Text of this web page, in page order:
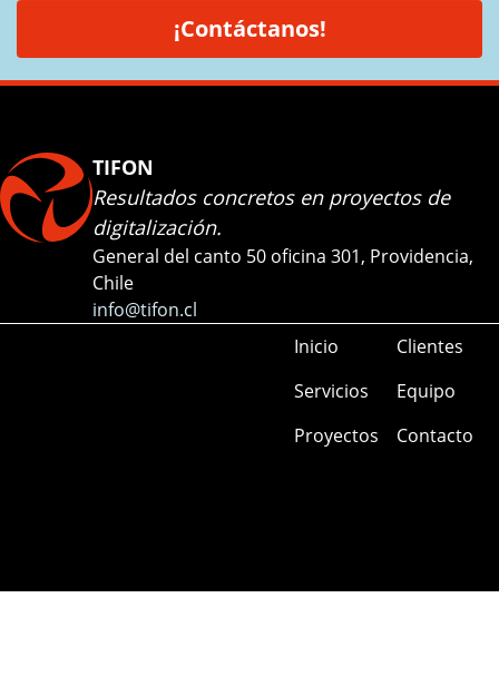
¡Contáctanos!
TIFON
Resultados concretos en proyectos de
digitalización.
General del canto 50 oficina 301, Providencia,
Chile
info@tifon.cl
Inicio
Servicios
Proyectos
Clientes
Equipo
Contacto